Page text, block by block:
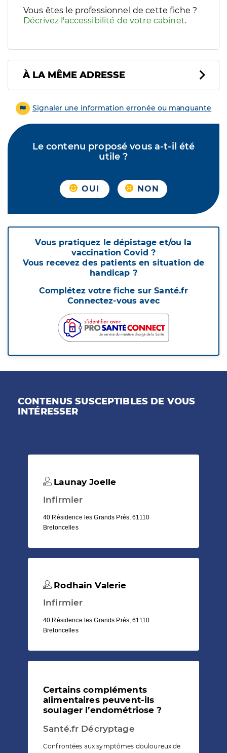
Vous êtes le professionnel de cette fiche ?
Décrivez l'accessibilité de votre cabinet.
À LA MÊME ADRESSE
Signaler une information erronée ou manquante
Le contenu proposé vous a-t-il été
utile ?
OUI NON
Vous pratiquez le dépistage et/ou la
vaccination Covid ?
Vous recevez des patients en situation de
handicap ?
Complétez votre fiche sur Santé.fr
Connectez-vous avec
CONTENUS SUSCEPTIBLES DE VOUS
INTÉRESSER
Launay Joelle
Infirmier
40 Résidence les Grands Prés, 61110
Bretoncelles
Rodhain Valerie
Infirmier
40 Résidence les Grands Prés, 61110
Bretoncelles
Certains compléments
alimentaires peuvent-ils
soulager l’endométriose ?
Santé.fr Décryptage
Confrontées aux symptômes douloureux de